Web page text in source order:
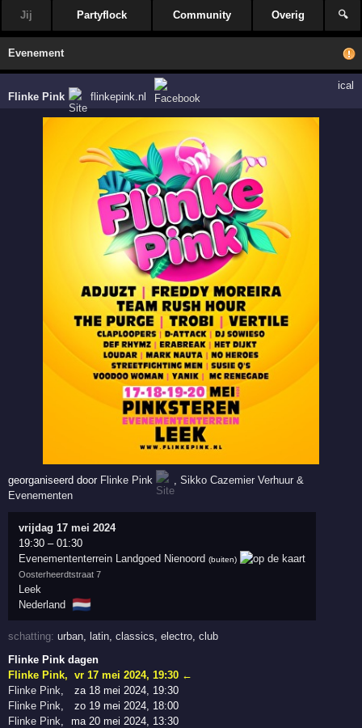
Jij Partyflock Community Overig 🔍
Evenement
Flinke Pink flinkepink.nl
ical
georganiseerd door Flinke Pink ,Sikko Cazemier Verhuur &
Evenementen
vrijdag 17 mei 2024
19:30 –01:30
Evenemententerrein Landgoed Nienoord (buiten)
Oosterheerdtstraat 7
Leek
Nederland 🇳🇱
schatting:urban latin ,classics ,electro ,club
Flinke Pink dagen
Flinke Pink, vr 17 mei 2024, 19:30 ←
Flinke Pink
za 18 mei 2024, 19:30
Flinke Pink
zo 19 mei 2024, 18:00
Flinke Pink
ma 20 mei 2024, 13:30